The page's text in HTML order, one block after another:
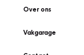
Over ons
Vakgarage